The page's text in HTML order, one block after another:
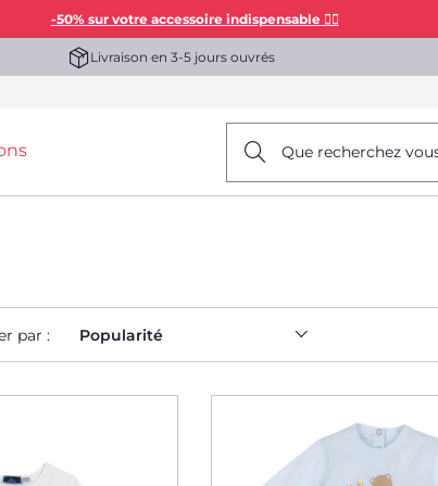
-50% sur votre accessoire indispensable 👯‍♀️
Livraison en 3-5 jours ouvrés
Que recherchez
par : Popularité